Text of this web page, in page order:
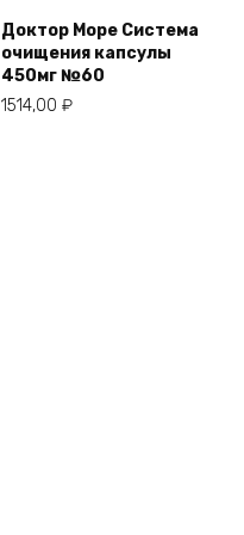
Доктор Море Система
очищения капсулы
450мг №60
1514,00 ₽